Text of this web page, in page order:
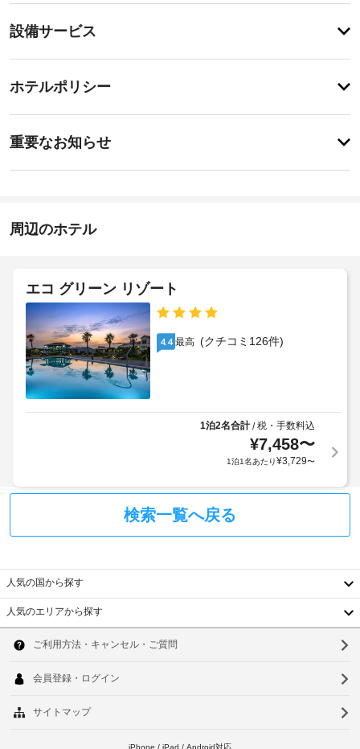
ィ
園
ら
め
を
ー
ベ
す。
室
設
備
と
サ
ビ
冷
完
設備サービス
設
ー
ス
ス
バ
ー
ベ
キ
ュ
ー
庭
車
対
応
–
な
ホテルポリシー
ェ
ッ
ク
イ
ン
定
め
る
利
用
規
約
に
ス
料
金
が
か
る
合
あ
重要なお知らせ
に
あ
周辺のホテル
エコ グリーン リゾート
4.4 最高 (クチコミ126件)
1泊2名合計/税・手数料込
¥7,458〜
1泊1名あたり¥3,729〜
検索一覧へ戻る
人気の国から探す
韓
国
人気のエリアから探す
ウ